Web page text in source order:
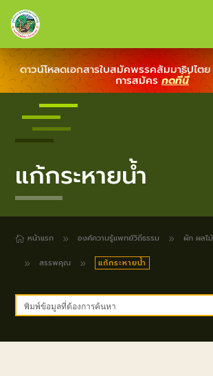
ดาวน์โหลดเอกสารใบสมัคพรรคสัมมาธิปไตย
การสมัครกดที่นี่
แก้กระหายน้ำ
 หน้าแรก 9 องค์ความรู้แพทย์วิถีธรรม 9 ผัก ผลไ
9 สรรพคุณ 9 แก้กระหายน้ำ